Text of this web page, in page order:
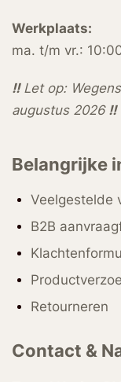
Werkplaats:
ma. t/m vr.:
!!Let op:
augustus 2026 !!
Belangrijke
Veelgestelde
B2B
Retourneren
Contact &